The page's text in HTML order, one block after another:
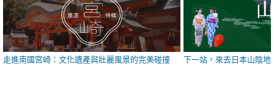
走進南國宮崎：文化遺產與壯麗風景的完美碰撞 下一站，來去日本山陰地